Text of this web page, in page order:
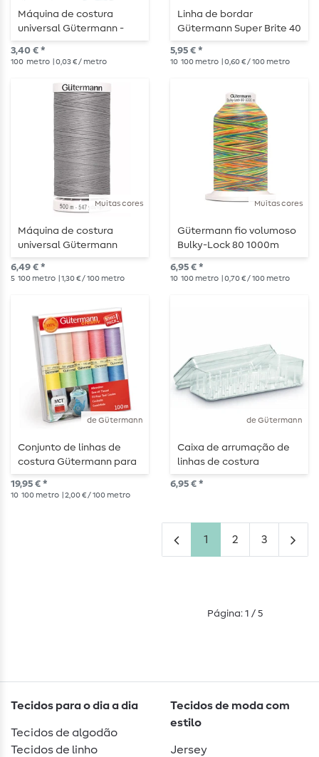
Máquina de costura
universal Gütermann -
Repelente à água - 100 m
3,40 € *
100 metro | 0,03 € / metro
Linha de bordar
Gütermann Super Brite 40
- 1000 m
5,95 € *
10 100 metro | 0,60 € / 100 metro
Muitas cores
Máquina de costura
universal Gütermann
500m
6,49 € *
5 100 metro | 1,30 € / 100 metro
Muitas cores
Gütermann fio volumoso
Bulky-Lock 80 1000m
multicolorido
6,95 € *
10 100 metro | 0,70 € / 100 metro
de Gütermann
Conjunto de linhas de
costura Gütermann para
máquina de costura
universal PASTELL
19,95 € *
10 100 metro | 2,00 € / 100 metro
de Gütermann
Caixa de arrumação de
linhas de costura
Gütermann para 27
6,95 € *
1 2 3
Página: 1 / 5
Tecidos para o dia a dia
Tecidos de algodão
Tecidos de linho
Tecidos de moda com
estilo
Jersey